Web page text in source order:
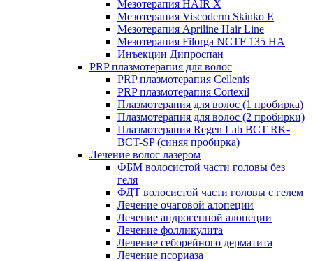
Мезотерапия HAIR X
Мезотерапия Viscoderm Skinko E
Мезотерапия Apriline Hair Line
Мезотерапия Filorga NCTF 135 HA
Инъекции Дипроспан
PRP плазмотерапия для волос
PRP плазмотерапия Cellenis
PRP плазмотерапия Cortexil
Плазмотерапия для волос (1 пробирка)
Плазмотерапия для волос (2 пробирки)
Плазмотерапия Regen Lab BCT RK-
BCT-SP (синяя пробирка)
Лечение волос лазером
ФБМ волосистой части головы без
геля
ФДТ волосистой части головы с гелем
Лечение очаговой алопеции
Лечение андрогенной алопеции
Лечение фолликулита
Лечение себорейного дерматита
Лечение псориаза